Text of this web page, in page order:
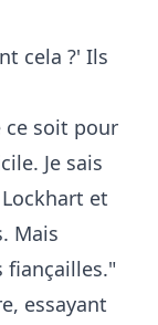
cela ?' Ils
ce soit pour
Je sais
et
Mais
fiançailles."
essayant